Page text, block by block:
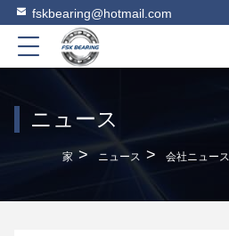
fskbearing@hotmail.com
ニュース
家 > ニュース > 会社ニュース ドバイ会社用の